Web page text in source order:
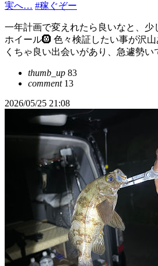
実へ… #稼ぐぞー
一年計画で変えれたら良いなと、少
ホイール🛞 色々検証したい事が沢
くちゃ良い出会いがあり、急遽勢い
thumb_up 83
comment13
2026/05/25 21:08